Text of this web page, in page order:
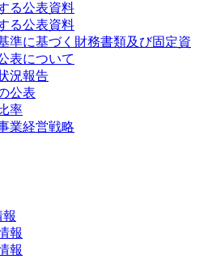
る公表資料
る公表資料
準に基づく財務書類及び固定資
表について
況報告
公表
率
業経営戦略
報
報